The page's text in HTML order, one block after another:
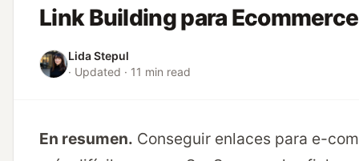
Link Building para Ecommerce
Lida Stepul
· Updated · 11 min read
En resumen. Conseguir enlaces para e-